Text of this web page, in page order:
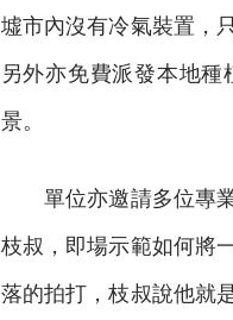
墟市內沒有冷氣裝置，
另外亦免費派發本地
景。
單位亦邀請多位專業
枝叔，即場示範如何將
落的拍打，枝叔說他就